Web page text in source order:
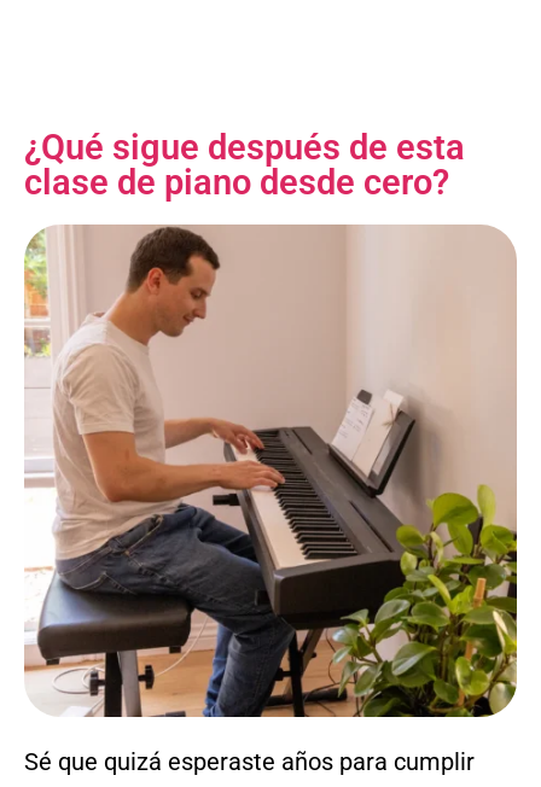
¿Qué sigue después de esta
clase de piano desde cero?
Sé que quizá esperaste años para cumplir